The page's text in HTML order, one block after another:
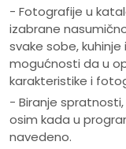
- Fotografije u
izabrane
svake sobe,
mogućnosti da u
karakteristike i
- Biranje
osim kada u
navedeno.